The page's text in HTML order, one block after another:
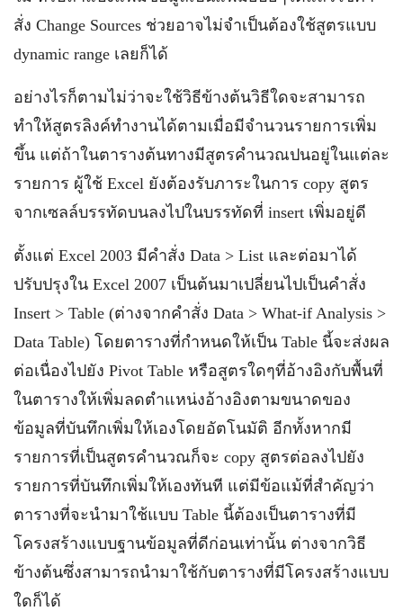
สั่ง Change Sources ช่วยอาจไม่จำเป็นต้องใช้สูตรแบบ
dynamic range เลยก็ได้
อย่างไรก็ตามไม่ว่าจะใช้วิธีข้างต้นวิธีใดจะสามารถ
ทำให้สูตรลิงค์ทำงานได้ตามเมื่อมีจำนวนรายการเพิ่ม
ขึ้น แต่ถ้าในตารางต้นทางมีสูตรคำนวณปนอยู่ในแต่ละ
รายการ ผู้ใช้ Excel ยังต้องรับภาระในการ copy สูตร
จากเซลล์บรรทัดบนลงไปในบรรทัดที่ insert เพิ่มอยู่ดี
ตั้งแต่ Excel 2003 มีคำสั่ง Data > List และต่อมาได้
ปรับปรุงใน Excel 2007 เป็นต้นมาเปลี่ยนไปเป็นคำสั่ง
Insert > Table (ต่างจากคำสั่ง Data > What-if Analysis >
Data Table) โดยตารางที่กำหนดให้เป็น Table นี้จะส่งผล
ต่อเนื่องไปยัง Pivot Table หรือสูตรใดๆที่อ้างอิงกับพื้นที่
ในตารางให้เพิ่มลดตำแหน่งอ้างอิงตามขนาดของ
ข้อมูลที่บันทึกเพิ่มให้เองโดยอัตโนมัติ อีกทั้งหากมี
รายการที่เป็นสูตรคำนวณก็จะ copy สูตรต่อลงไปยัง
รายการที่บันทึกเพิ่มให้เองทันที แต่มีข้อแม้ที่สำคัญว่า
ตารางที่จะนำมาใช้แบบ Table นี้ต้องเป็นตารางที่มี
โครงสร้างแบบฐานข้อมูลที่ดีก่อนเท่านั้น ต่างจากวิธี
ข้างต้นซึ่งสามารถนำมาใช้กับตารางที่มีโครงสร้างแบบ
ใดก็ได้